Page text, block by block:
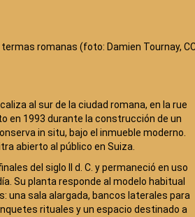
romanas (foto: Damien Tournay,
al sur de la ciudad romana, en la rue
en 1993 durante la construcción de un
in situ, bajo el inmueble moderno.
abierto al público en Suiza.
del siglo II d. C. y permaneció en uso
Su planta responde al modelo habitual
una sala alargada, bancos laterales para
rituales y un espacio destinado a